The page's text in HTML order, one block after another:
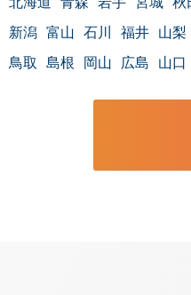
新潟 富山 石川 福井 山梨
鳥取 島根 岡山 広島 山口